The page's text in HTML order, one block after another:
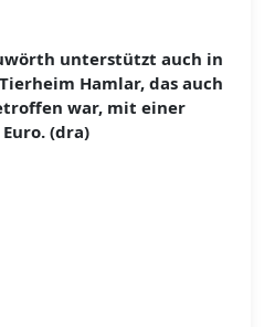
unterstützt auch in
Hamlar, das auch
war, mit einer
(dra)